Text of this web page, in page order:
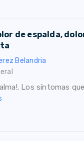
de espalda,
Belandria
Los síntomas